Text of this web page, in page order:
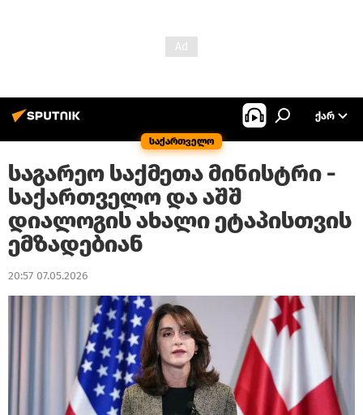
საქართველო
ᲥᲐᲠ
საგარეო საქმეთა მინისტრი -
საქართველო და აშშ
დიალოგის ახალი ეტაპისთვის
ემზადებიან
20:57 07.05.2026